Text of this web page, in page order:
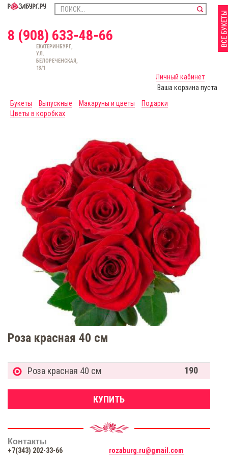
8 (908) 633-48-66
ЕКАТЕРИНБУРГ,
УЛ.
БЕЛОРЕЧЕНСКАЯ,
13/1
Личный кабинет
Ваша корзина пуста
Букеты
Выпускные Макаруны и цветы
Подарки
Цветы в коробках
Роза красная 40 см
Роза красная 40 см 190
КУПИТЬ
Контакты
+7(343) 202-33-66 rozaburg.ru@gmail.com